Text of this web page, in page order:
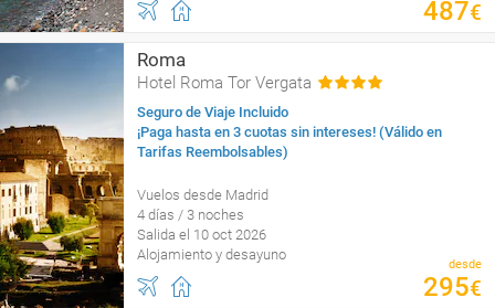
487€
Roma
Hotel Roma Tor Vergata
Seguro de Viaje Incluido
¡Paga hasta en 3 cuotas sin intereses! (Válido en
Tarifas Reembolsables)
Vuelos desde Madrid
4 días / 3 noches
Salida el 10 oct 2026
Alojamiento y desayuno
desde
295€